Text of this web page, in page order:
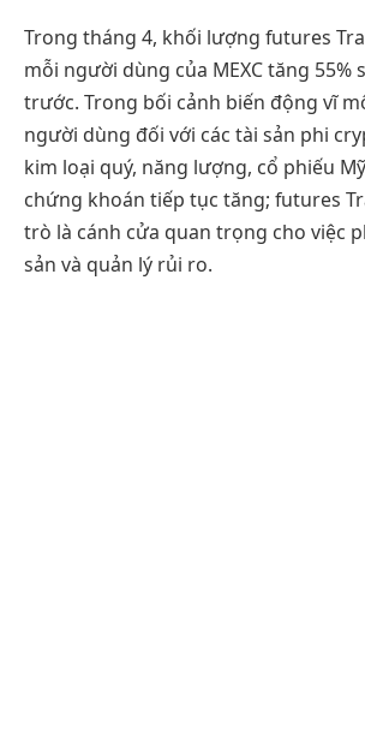
Trong tháng 4, khối lượng futures
mỗi người dùng của MEXC tăng 55%
trước. Trong bối cảnh biến động vĩ
người dùng đối với các tài sản phi
kim loại quý, năng lượng, cổ phiếu
chứng khoán tiếp tục tăng; futures
trò là cánh cửa quan trọng cho việc
sản và quản lý rủi ro.